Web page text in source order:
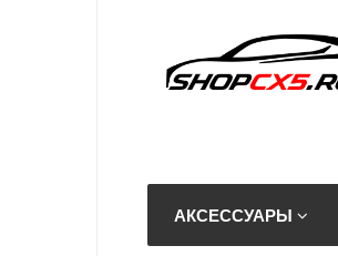
АКСЕССУАРЫ